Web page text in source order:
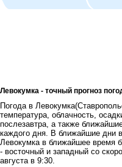
Левокумка - точный прогноз
Погода в
температура, облачность,
послезавтра, а также
каждого дня. В ближайшие дни
Левокумка в ближайшее время
- восточный и западный со
августа в 9:30.